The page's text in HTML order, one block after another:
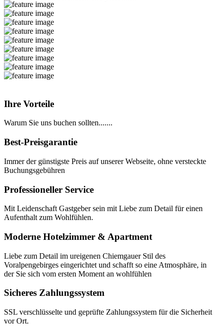
Ihre Vorteile
Warum Sie uns buchen sollten.......
Best-Preisgarantie
Immer der günstigste Preis auf unserer Webseite, ohne versteckte
Buchungsgebühren
Professioneller Service
Mit Leidenschaft Gastgeber sein mit Liebe zum Detail für einen
Aufenthalt zum Wohlfühlen.
Moderne Hotelzimmer & Apartment
Liebe zum Detail im ureigenen Chiemgauer Stil des
Voralpengebirges eingerichtet und schafft so eine Atmosphäre, in
der Sie sich vom ersten Moment an wohlfühlen
Sicheres Zahlungssystem
SSL verschlüsselte und geprüfte Zahlungssystem für die Sicherheit
vor Ort.